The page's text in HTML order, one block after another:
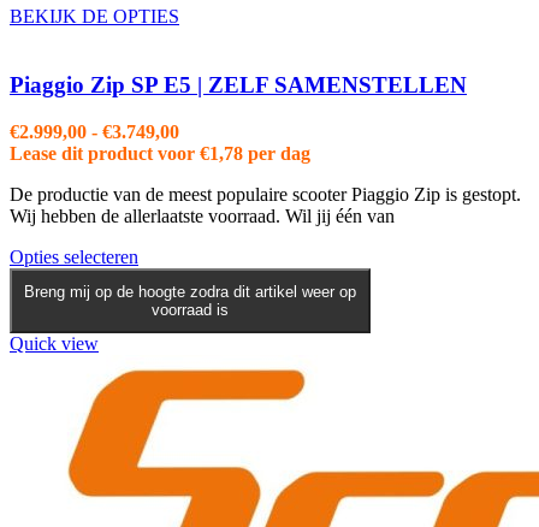
optie
worden
op
de
productpagina
BEKIJK DE OPTIES
Piaggio Zip SP E5 | ZELF SAMENSTELLEN
€2.999,00 - €3.749,00Prijsklasse:
€2.999,00
€3.749,00
Lease dit product voor €1,78 per dag
De productie van de meest populaire scooter Piaggio Zip is gestopt.
Wij hebben de allerlaatste voorraad. Wil jij één van
Opties selecteren
product
heeft
meerdere
Deze
kan
gekozen
worden
op
de
productpagina
Breng mij op de hoogte zodra dit artikel weer op
voorraad is
Quick view